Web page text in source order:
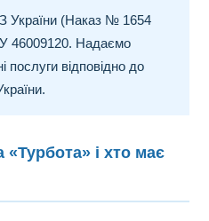
України (Наказ № 1654
46009120. Надаємо
послуги відповідно до
і хто має